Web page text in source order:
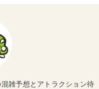
雑予想とアトラクション待